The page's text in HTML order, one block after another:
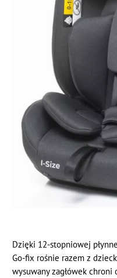
Dzięki 12-stopniowej
Go-fix rośnie razem z
wysuwany zagłówek chroni